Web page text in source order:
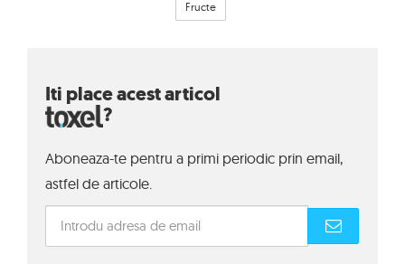
Fructe
Iti place acest articol
?
Aboneaza-te pentru a primi periodic prin email,
astfel de articole.